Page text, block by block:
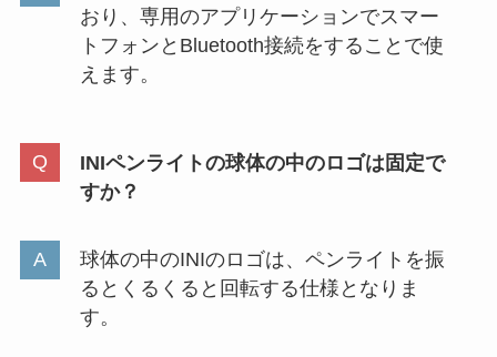
おり、専用のアプリケーションでスマー
トフォンとBluetooth接続をすることで使
えます。
INIペンライトの球体の中のロゴは固定で
すか？
球体の中のINIのロゴは、ペンライトを振
るとくるくると回転する仕様となりま
す。